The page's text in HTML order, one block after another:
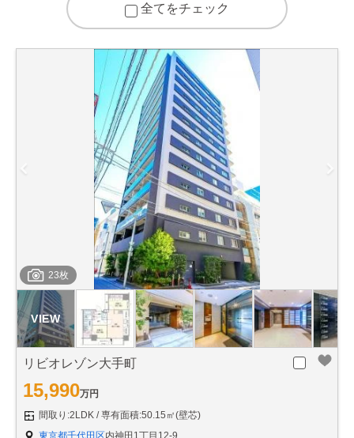
全てをチェック
23枚
リビオレゾン大手町
15,990万円
間取り:2LDK
専有面積:50.15㎡(壁芯)